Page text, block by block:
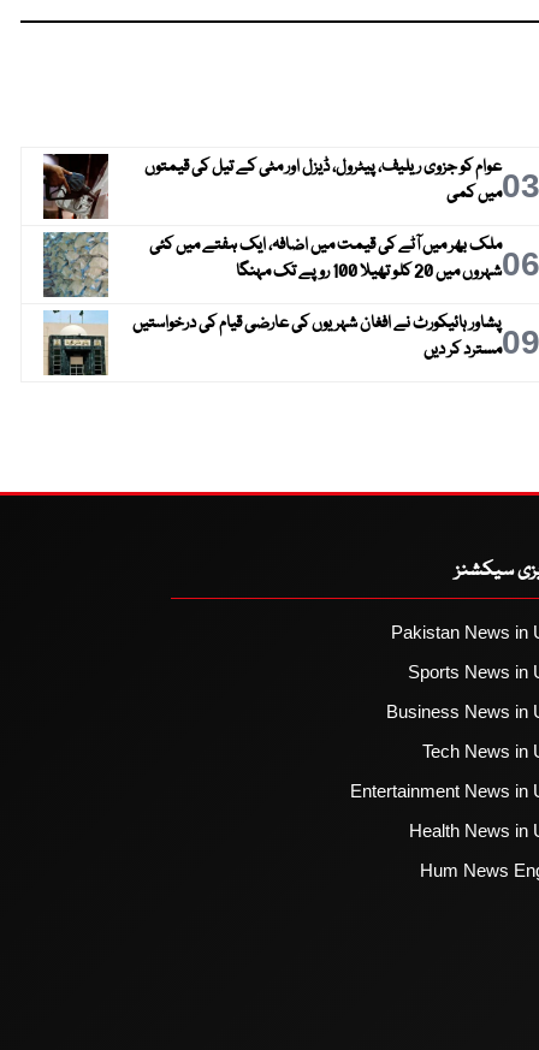
03عوام کو جزوی ریلیف، پیٹرول، ڈیزل اور مٹی کے تیل کی قیمتوں
میں کمی
06ملک بھر میں آٹے کی قیمت میں اضافہ، ایک ہفتے میں کئی
شہروں میں 20 کلو تھیلا 100 روپے تک مہنگا
09پشاور ہائیکورٹ نے افغان شہریوں کی عارضی قیام کی درخواستیں
مسترد کر دیں
سیکشنز
Pakistan News in
Sports News in
Business News in
Tech News in
Entertainment News in
Health News in
Hum News